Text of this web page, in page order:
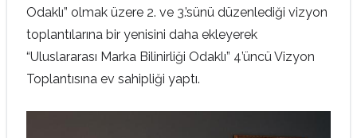
Odaklı” olmak üzere 2. ve 3.’sünü düzenlediği vizyon
toplantılarına bir yenisini daha ekleyerek
“Uluslararası Marka Bilinirliği Odaklı” 4’üncü Vizyon
Toplantısına ev sahipliği yaptı.